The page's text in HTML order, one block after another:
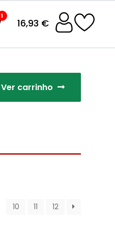
1
16,93 €
Ver carrinho
10 11 12